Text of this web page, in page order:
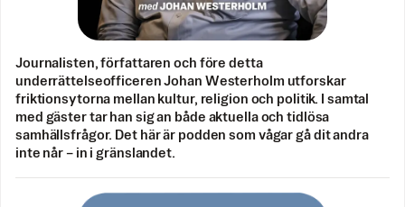
Journalisten, författaren och före detta
underrättelseofficeren Johan Westerholm utforskar
friktionsytorna mellan kultur, religion och politik. I samtal
med gäster tar han sig an både aktuella och tidlösa
samhällsfrågor. Det här är podden som vågar gå dit andra
inte når – in i gränslandet.